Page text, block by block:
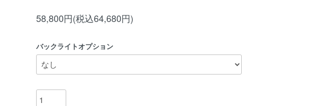
58,800円(税込64,680円)
バックライトオプション